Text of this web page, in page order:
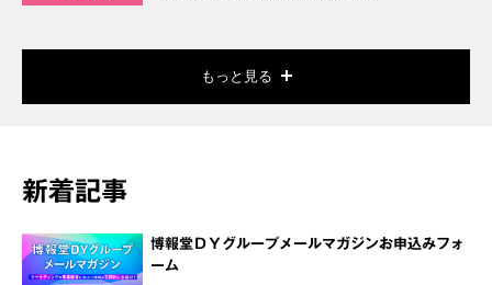
もっと見る
新着記事
博報堂ＤＹグループメールマガジンお申込みフォ
ーム